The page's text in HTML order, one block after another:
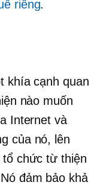
riêng.
khía cạnh quan
nào muốn
Internet và
của nó, lên
tổ chức từ thiện
đảm bảo khả